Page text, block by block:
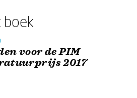
boek
voor de PIM
2017